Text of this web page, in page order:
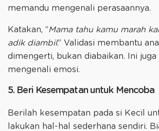
memandu mengenali perasaannya.
Katakan, “Mama tahu kamu marah
adik diambil.” Validasi membantu
dimengerti, bukan diabaikan. Ini
mengenali emosi.
5. Beri Kesempatan untuk Mencoba
Berilah kesempatan pada si Kecil
lakukan hal-hal sederhana sendiri.